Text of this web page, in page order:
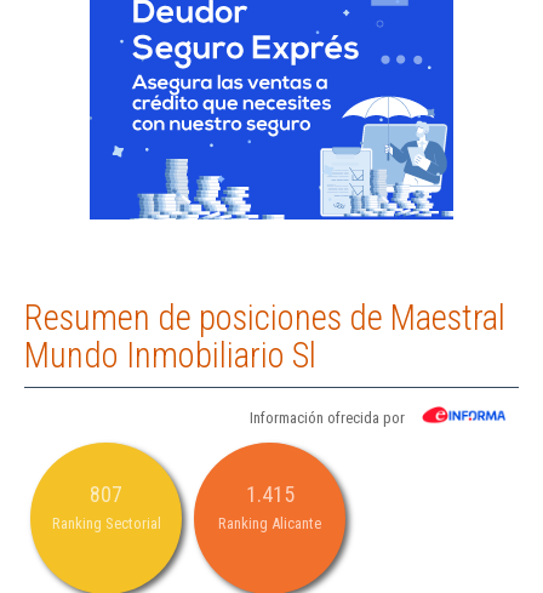
Resumen de posiciones de Maestral
Mundo Inmobiliario Sl
Información ofrecida por
807
Ranking Sectorial
1.415
Ranking Alicante